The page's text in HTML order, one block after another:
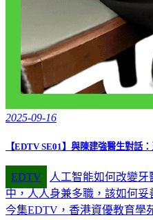
2025-09-16
【EDTV SE01】與陳建強醫生對話
EDTV
人工智能如何改變
中，人人身兼多職，該如何
今集EDTV，香港資優教育學